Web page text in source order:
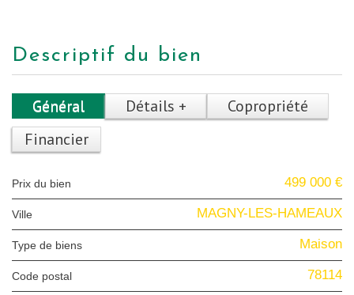
descriptif du bien
Général Détails +
Copropriété
Financier
Prix du bien 499 000 €
Ville MAGNY-LES-HAMEAUX
Type de biens Maison
Code postal 78114